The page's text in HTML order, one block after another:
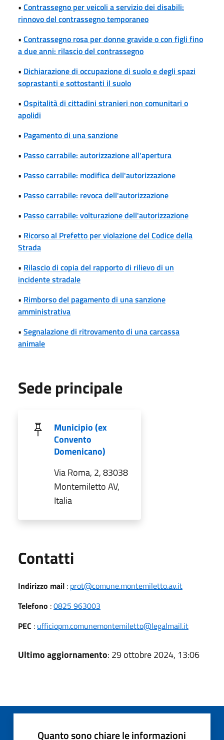
• Contrassegno per veicoli a servizio dei disabili:
rinnovo del contrassegno temporaneo
• Contrassegno rosa per donne gravide o con figli fino
a due anni: rilascio del contrassegno
• Dichiarazione di occupazione di suolo e degli spazi
soprastanti e sottostanti il suolo
• Ospitalità di cittadini stranieri non comunitari o
apolidi
• Pagamento di una sanzione
• Passo carrabile: autorizzazione all'apertura
• Passo carrabile: modifica dell'autorizzazione
• Passo carrabile: revoca dell'autorizzazione
• Passo carrabile: volturazione dell'autorizzazione
• Ricorso al Prefetto per violazione del Codice della
Strada
• Rilascio di copia del rapporto di rilievo di un
incidente stradale
• Rimborso del pagamento di una sanzione
amministrativa
• Segnalazione di ritrovamento di una carcassa
animale
Sede principale
Municipio (ex
Convento
Domenicano)
Via Roma, 2, 83038
Montemiletto AV,
Italia
Contatti
Indirizzo mail : prot@comune.montemiletto.av.it
Telefono :0825 963003
PEC : ufficiopm.comunemontemiletto@legalmail.it
Ultimo aggiornamento: 29 ottobre 2024, 13:06
Quanto sono chiare le informazioni